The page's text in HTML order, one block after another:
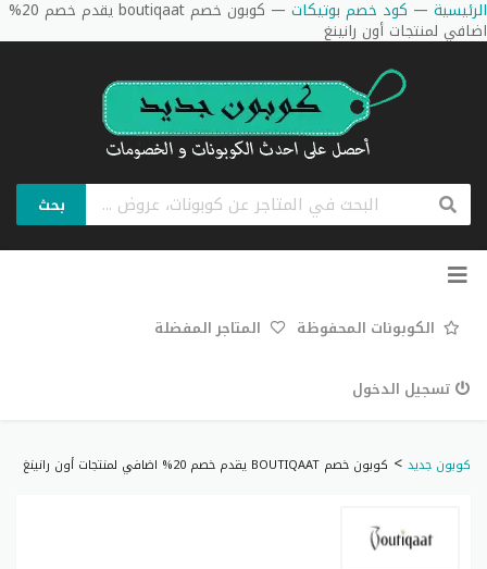
الرئيسية — كود خصم بوتيكات — كوبون خصم boutiqaat يقدم خصم 20%
اضافي لمنتجات أون رانينغ
بحث
تخطي
الكوبونات المحفوظة المتاجر المفضلة
تسجيل الدخول
كوبون جديد > كوبون خصم BOUTIQAAT يقدم خصم 20% اضافي لمنتجات أون رانينغ